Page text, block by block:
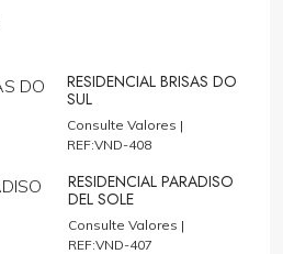
RESIDENCIAL BRISAS DO
SUL
Consulte Valores |
REF:VND-408
RESIDENCIAL PARADISO
DEL SOLE
Consulte Valores |
REF:VND-407